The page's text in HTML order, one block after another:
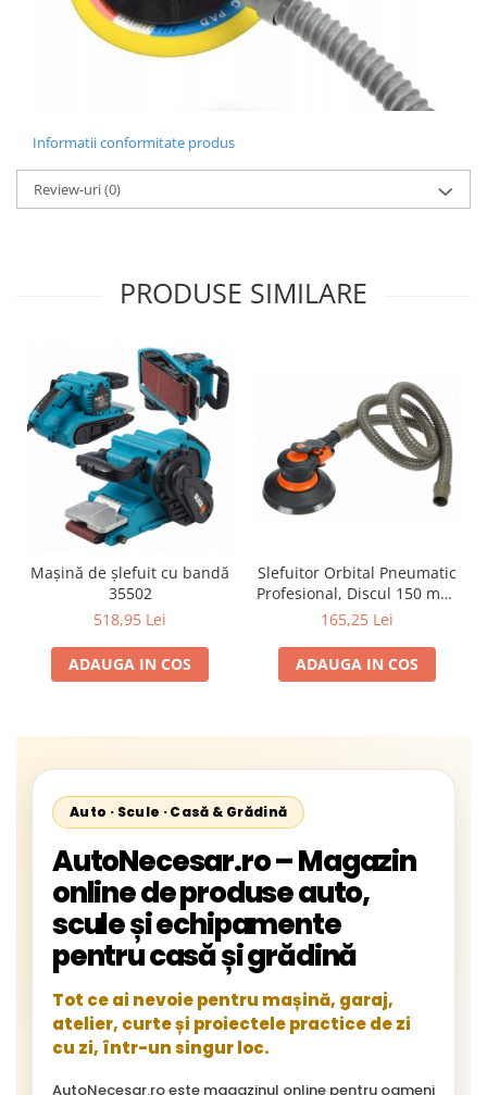
Informatii conformitate produs
Review-uri(0)
PRODUSE SIMILARE
Mașină de șlefuit cu bandă
35502
518,95 Lei
ADAUGA IN COS
Slefuitor Orbital Pneumatic
Profesional, Discul 150 mm,
Oscilatie 5 mm, Consum 84
165,25 Lei
ADAUGA IN COS
Auto · Scule · Casă & Grădină
AutoNecesar.ro – Magazin
online de produse auto,
scule și echipamente
pentru casă și grădină
Tot ce ai nevoie pentru mașină, garaj,
atelier, curte și proiectele practice de zi
cu zi, într-un singur loc.
AutoNecesar.ro este magazinul online pentru oameni